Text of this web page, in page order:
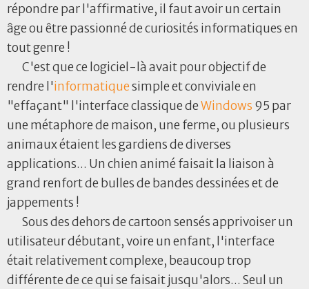
répondre par l'affirmative, il faut avoir un certain
âge ou être passionné de curiosités informatiques en
tout genre !
C'est que ce logiciel-là avait pour objectif de
rendre l'informatiquesimple et conviviale en
"effaçant" l'interface classique deWindows 95 par
une métaphore de maison, une ferme, ou plusieurs
animaux étaient les gardiens de diverses
applications... Un chien animé faisait la liaison à
grand renfort de bulles de bandes dessinées et de
jappements !
Sous des dehors de cartoon sensés apprivoiser un
utilisateur débutant, voire un enfant, l'interface
était relativement complexe, beaucoup trop
différente de ce qui se faisait jusqu'alors... Seul un